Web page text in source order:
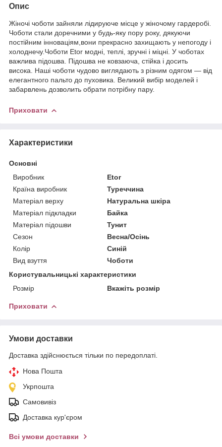
Опис
Жіночі чоботи зайняли лідируюче місце у жіночому гардеробі.
Чоботи стали доречними у будь-яку пору року, дякуючи
постійним інноваціям,вони прекрасно захищають у непогоду і
холоднечу.Чоботи Etor модні, теплі, зручні і міцні. У чоботах
важлива підошва. Підошва не ковзаюча, стійка і досить
висока. Наші чоботи чудово виглядають з різним одягом — від
елегантного пальто до пуховика. Великий вибір моделей і
забарвлень дозволить обрати потрібну пару.
Приховати
Характеристики
Основні
Виробник
Etor
Країна виробник
Туреччина
Матеріал верху
Натуральна шкіра
Матеріал підкладки
Байка
Матеріал підошви
Тунит
Сезон
Весна/Осінь
Колір
Синій
Вид взуття
Чоботи
Користувальницькі характеристики
Розмір
Вкажіть розмір
Приховати
Умови доставки
Доставка здійснюється тільки по передоплаті.
Нова Пошта
Укрпошта
Самовивіз
Доставка кур'єром
Всі умови доставки